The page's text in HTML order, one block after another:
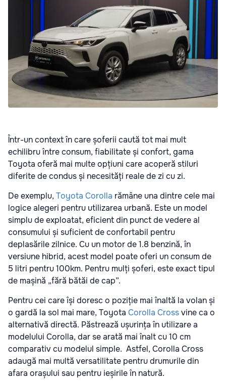
Într-un context în care șoferii caută tot mai mult
echilibru între consum, fiabilitate și confort, gama
Toyota oferă mai multe opțiuni care acoperă stiluri
diferite de condus și necesități reale de zi cu zi.
De exemplu, Toyota Corolla rămâne una dintre cele mai
logice alegeri pentru utilizarea urbană. Este un model
simplu de exploatat, eficient din punct de vedere al
consumului și suficient de confortabil pentru
deplasările zilnice. Cu un motor de 1.8 benzină, în
versiune hibrid, acest model poate oferi un consum de
5 litri pentru 100km. Pentru mulți șoferi, este exact tipul
de mașină „fără bătăi de cap”.
Pentru cei care își doresc o poziție mai înaltă la volan și
o gardă la sol mai mare, Toyota Corolla Crossvine ca o
alternativă directă. Păstrează ușurința în utilizare a
modelului Corolla, dar se arată mai înalt cu 10 cm
comparativ cu modelul simple. Astfel, Corolla Cross
adaugă mai multă versatilitate pentru drumurile din
afara orașului sau pentru ieșirile în natură.